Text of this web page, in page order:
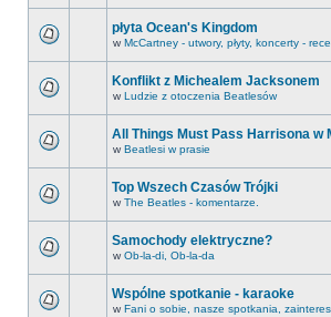
płyta Ocean's Kingdom
w McCartney - utwory, płyty, koncerty -
Konflikt z Michealem Jacksonem
w Ludzie z otoczenia Beatlesów
All Things Must Pass Harrisona w
w Beatlesi w prasie
Top Wszech Czasów Trójki
w The Beatles - komentarze.
Samochody elektryczne?
w Ob-la-di, Ob-la-da
Wspólne spotkanie - karaoke
w Fani o sobie, nasze spotkania,